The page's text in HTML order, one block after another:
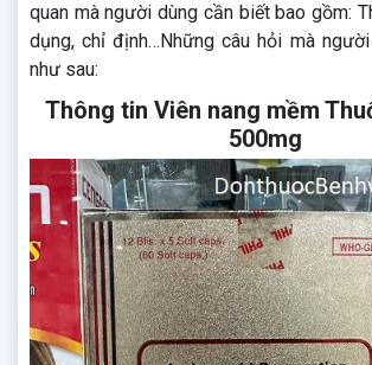
quan mà người dùng cần biết bao gồm:
dụng, chỉ định…Những câu hỏi mà
như sau:
Thông tin Viên nang mềm
500mg